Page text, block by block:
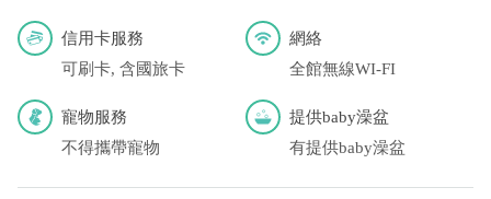
信用卡服務
可刷卡, 含國旅卡
網絡
全館無線WI-FI
寵物服務
不得攜帶寵物
提供baby澡盆
有提供baby澡盆